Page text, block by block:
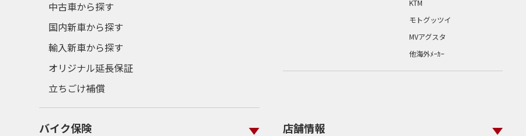
中古車から探す
国内新車から探す
輸入新車から探す
オリジナル延長保証
立ちごけ補償
KTM
モトグッツイ
MVアグスタ
他海外ﾒｰｶｰ
バイク保険 店舗情報